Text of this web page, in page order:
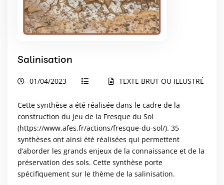
Salinisation
01/04/2023 TEXTE BRUT OU ILLUSTRÉ
Cette synthèse a été réalisée dans le cadre de la
construction du jeu de la Fresque du Sol
(https://www.afes.fr/actions/fresque-du-sol/). 35
synthèses ont ainsi été réalisées qui permettent
d’aborder les grands enjeux de la connaissance et de la
préservation des sols. Cette synthèse porte
spécifiquement sur le thème de la salinisation.